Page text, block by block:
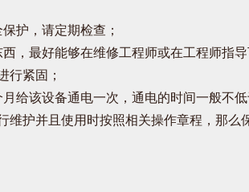
护，请定期检查；
最好能够在维修工程师或在工程师指
行紧固；
该设备通电一次，通电的时间一般不低
护并且使用时按照相关操作章程，那么